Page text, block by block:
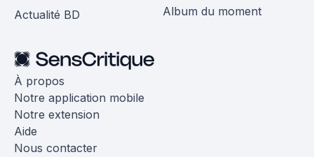
Actualité BD
Album du moment
À propos
Notre application mobile
Notre extension
Aide
Nous contacter